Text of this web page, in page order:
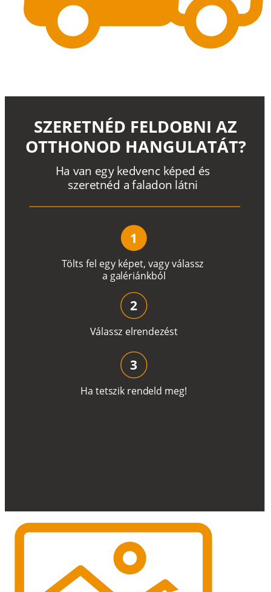
Tölts fel egy képet, vagyválassz
a galériánkból
Ha van egy kedvenc képed és
szeretnéd a faladon látni
SZERETNÉD FELDOBNI AZ
OTTHONOD HANGULATÁT?
1
Válassz elrendezést
2
Ha tetszik rendeld meg!
3